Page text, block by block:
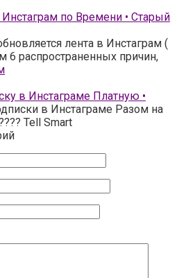
по Времени • Старый
лента в Инстаграм (
6 распространенных причин,
в Инстаграме Платную •
в Инстаграме Разом на
Tell Smart